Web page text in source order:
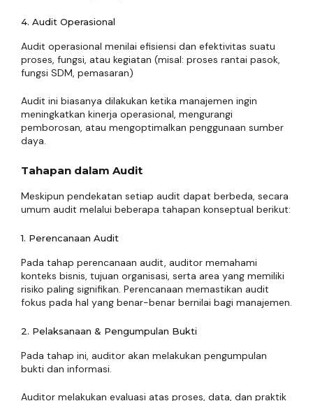
4. Audit Operasional
Audit operasional menilai efisiensi dan efektivitas suatu
proses, fungsi, atau kegiatan (misal: proses rantai pasok,
fungsi SDM, pemasaran)
Audit ini biasanya dilakukan ketika manajemen ingin
meningkatkan kinerja operasional, mengurangi
pemborosan, atau mengoptimalkan penggunaan sumber
daya.
Tahapan dalam Audit
Meskipun pendekatan setiap audit dapat berbeda, secara
umum audit melalui beberapa tahapan konseptual berikut:
1. Perencanaan Audit
Pada tahap perencanaan audit, auditor memahami
konteks bisnis, tujuan organisasi, serta area yang memiliki
risiko paling signifikan. Perencanaan memastikan audit
fokus pada hal yang benar-benar bernilai bagi manajemen.
2. Pelaksanaan & Pengumpulan Bukti
Pada tahap ini, auditor akan melakukan pengumpulan
bukti dan informasi.
Auditor melakukan evaluasi atas proses, data, dan praktik